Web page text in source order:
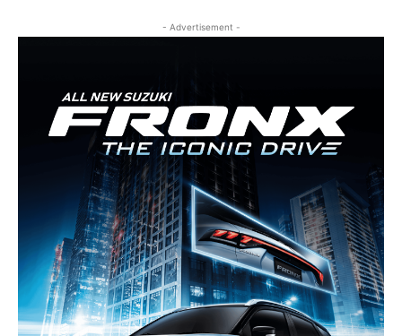
- Advertisement -